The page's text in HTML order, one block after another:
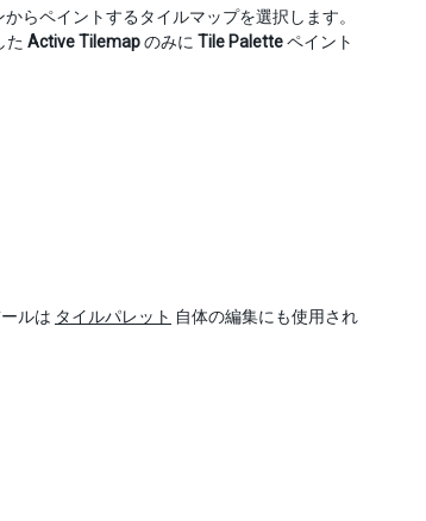
からペイントするタイルマップを選択します。
た Active Tilemapのみに Tile Paletteペイント
ルは タイルパレット 自体の編集にも使用され